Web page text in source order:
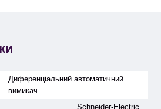
Диференціальний автоматичний
вимикач
Schneider-Electric